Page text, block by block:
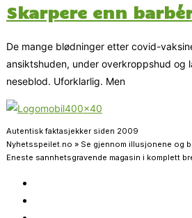
Skarpere enn
De mange blødninger etter covid-
ansiktshuden, under overkroppshud og
neseblod. Uforklarlig. Men
Autentisk faktasjekker siden 2009
Nyhetsspeilet.no » Se gjennom illusjonene og
Eneste sannhetsgravende magasin i komplett